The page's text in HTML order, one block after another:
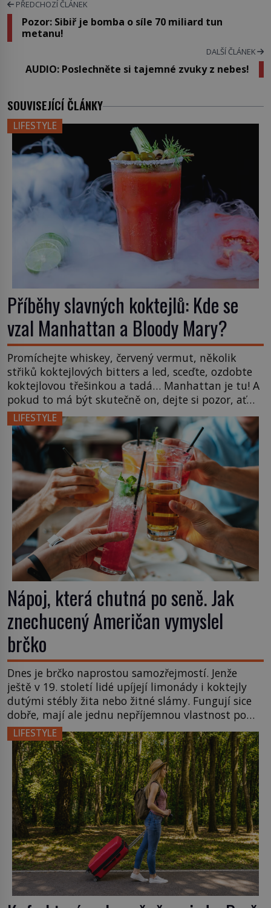
PŘEDCHOZÍ ČLÁNEK
Pozor: Sibiř je bomba o síle 70 miliard tun
metanu!
DALŠÍ ČLÁNEK
AUDIO: Poslechněte si tajemné zvuky z nebes!
SOUVISEJÍCÍ ČLÁNKY
LIFESTYLE
Příběhy slavných koktejlů: Kde se
vzal Manhattan a Bloody Mary?
Promíchejte whiskey, červený vermut, několik
střiků koktejlových bitters a led, sceďte, ozdobte
koktejlovou třešinkou a tadá… Manhattan je tu! A
pokud to má být skutečně on, dejte si pozor, ať
místo klasické americké rye whiskey či klidně
bourbonu nepoužijete skotskou whisku. Co se
stane? Inu, koktejl bude stále skvělý, ale už to
nebude Manhattan ale […]
LIFESTYLE
Nápoj, která chutná po seně. Jak
znechucený Američan vymyslel
brčko
Dnes je brčko naprostou samozřejmostí. Jenže
ještě v 19. století lidé upíjejí limonády i koktejly
dutými stébly žita nebo žitné slámy. Fungují sice
dobře, mají ale jednu nepříjemnou vlastnost po
chvíli se rozmáčejí a nápoji dodávají travnatou
příchuť. Právě tahle drobná nepříjemnost přivede
amerického výrobce cigaretových náustků k
nápadu, který změní způsob pití po celém […]
LIFESTYLE